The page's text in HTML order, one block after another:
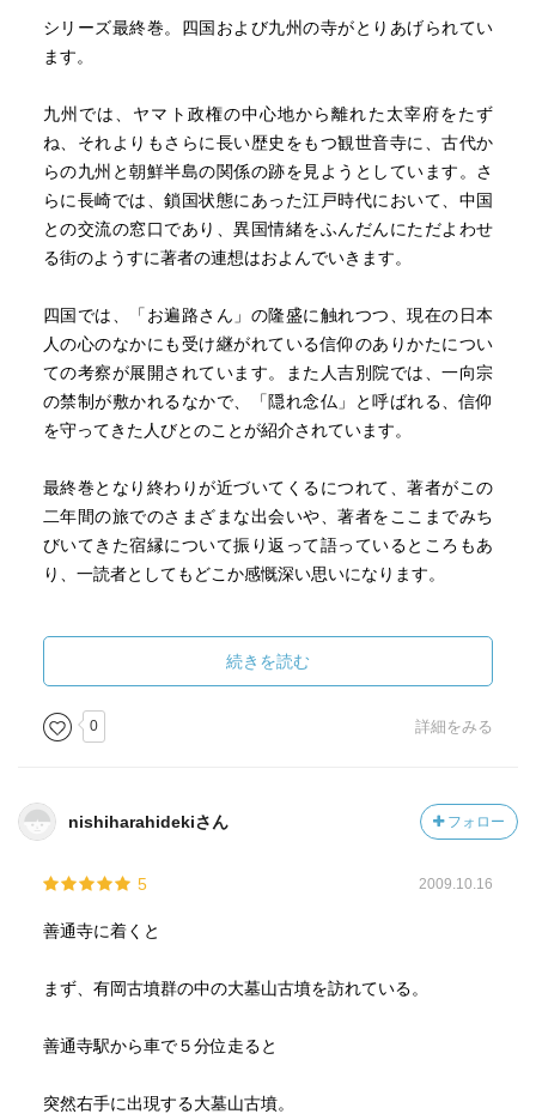
シリーズ最終巻。四国および九州の寺がとりあげられてい
ます。
九州では、ヤマト政権の中心地から離れた太宰府をたず
ね、それよりもさらに長い歴史をもつ観世音寺に、古代か
らの九州と朝鮮半島の関係の跡を見ようとしています。さ
らに長崎では、鎖国状態にあった江戸時代において、中国
との交流の窓口であり、異国情緒をふんだんにただよわせ
る街のようすに著者の連想はおよんでいきます。
四国では、「お遍路さん」の隆盛に触れつつ、現在の日本
人の心のなかにも受け継がれている信仰のありかたについ
ての考察が展開されています。また人吉別院では、一向宗
の禁制が敷かれるなかで、「隠れ念仏」と呼ばれる、信仰
を守ってきた人びとのことが紹介されています。
最終巻となり終わりが近づいてくるにつれて、著者がこの
二年間の旅でのさまざまな出会いや、著者をここまでみち
びいてきた宿縁について振り返って語っているところもあ
り、一読者としてもどこか感慨深い思いになります。
続きを読む
0 詳細をみる
nishiharahidekiさん フォロー
5 2009.10.16
善通寺に着くと
まず、有岡古墳群の中の大墓山古墳を訪れている。
善通寺駅から車で５分位走ると
突然右手に出現する大墓山古墳。